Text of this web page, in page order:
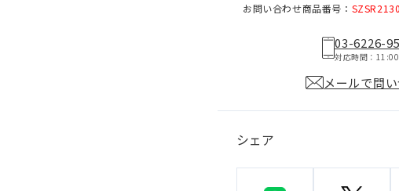
お問い合わせ商品番号：
03-6226-
対応時間：
メールで問
シェア